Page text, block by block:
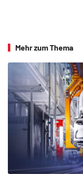
Mehr zum Thema